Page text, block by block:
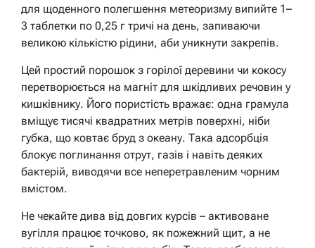
для щоденного полегшення метеоризму випийте 1–
3 таблетки по 0,25 г тричі на день, запиваючи
великою кількістю рідини, аби уникнути закрепів.
Цей простий порошок з горілої деревини чи кокосу
перетворюється на магніт для шкідливих речовин у
кишківнику. Його пористість вражає: одна грамула
вміщує тисячі квадратних метрів поверхні, ніби
губка, що ковтає бруд з океану. Така адсорбція
блокує поглинання отрут, газів і навіть деяких
бактерій, виводячи все неперетравленим чорним
вмістом.
Не чекайте дива від довгих курсів – активоване
вугілля працює точково, як пожежний щит, а не